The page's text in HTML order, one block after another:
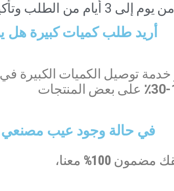
من الطلب وتأكيده.
أريد طلب كميات كبيرة
خدمة توصيل الكميات الكبيرة
على بعض المنتجات
في حالة وجود عيب مصنعي
مضمون 100% معنا،